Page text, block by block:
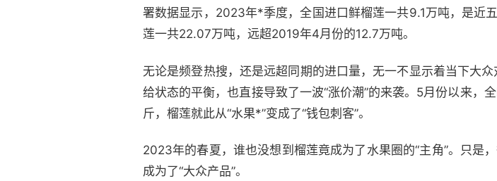
署数据显示，2023年*季度，全国进口鲜榴莲一共9.1万吨，是近
莲一共22.07万吨，远超2019年4月份的12.7万吨。
无论是频登热搜，还是远超同期的进口量，无一不显示着当下大
给状态的平衡，也直接导致了一波“涨价潮”的来袭。5月份以来
斤，榴莲就此从“水果*”变成了“钱包刺客”。
2023年的春夏，谁也没想到榴莲竟成为了水果圈的“主角”。只是
成为了“大众产品”。